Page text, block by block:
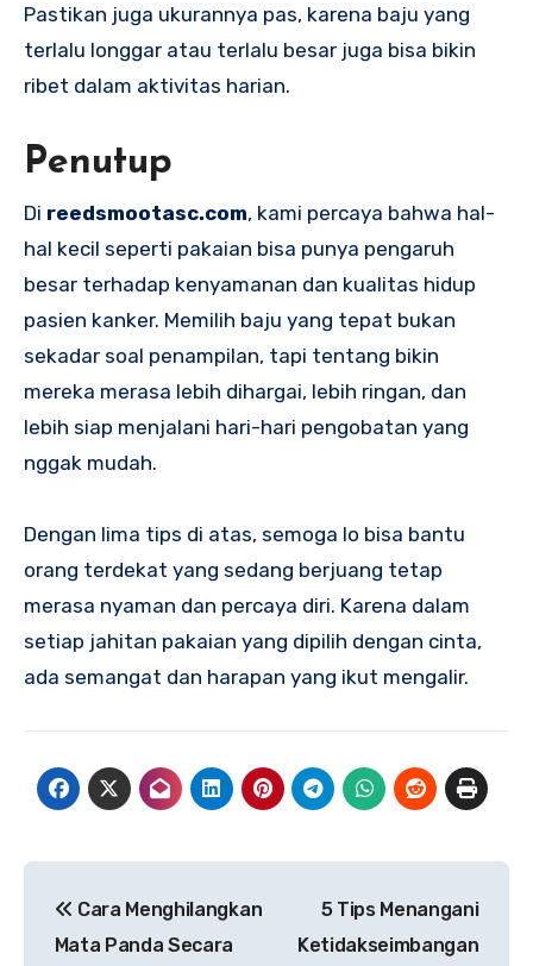
Pastikan juga ukurannya pas, karena baju yang
terlalu longgar atau terlalu besar juga bisa bikin
ribet dalam aktivitas harian.
Penutup
Di reedsmootasc.com, kami percaya bahwa hal-
hal kecil seperti pakaian bisa punya pengaruh
besar terhadap kenyamanan dan kualitas hidup
pasien kanker. Memilih baju yang tepat bukan
sekadar soal penampilan, tapi tentang bikin
mereka merasa lebih dihargai, lebih ringan, dan
lebih siap menjalani hari-hari pengobatan yang
nggak mudah.
Dengan lima tips di atas, semoga lo bisa bantu
orang terdekat yang sedang berjuang tetap
merasa nyaman dan percaya diri. Karena dalam
setiap jahitan pakaian yang dipilih dengan cinta,
ada semangat dan harapan yang ikut mengalir.
pos
Cara Menghilangkan
Mata Panda Secara
5 Tips Menangani
Ketidakseimbangan